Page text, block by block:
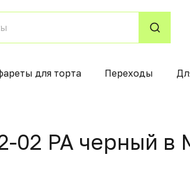
для торта Переходы
02 РА черный в